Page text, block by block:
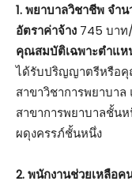
1. พยาบาลวิชาชีพ จำน
อัตราค่าจ้าง 745 บา
คุณสมบัติเฉพาะตำแห
ได้รับปริญญาตรีหรือคุ
สาขาวิชาการพยาบา
สาขาการพยาบาลชั้น
ผดุงครรภ์ชั้นหนึ่ง
2. พนักงานช่วยเหลือ